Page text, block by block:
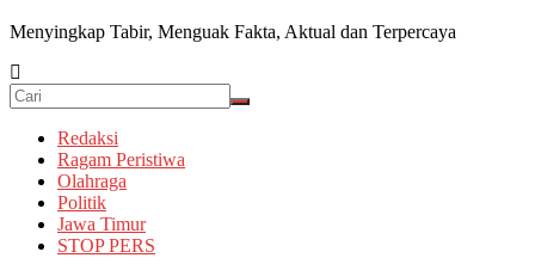
Menyingkap Tabir, Menguak Fakta, Aktual dan Terpercaya
Redaksi
Ragam Peristiwa
Olahraga
Politik
Jawa Timur
STOP PERS